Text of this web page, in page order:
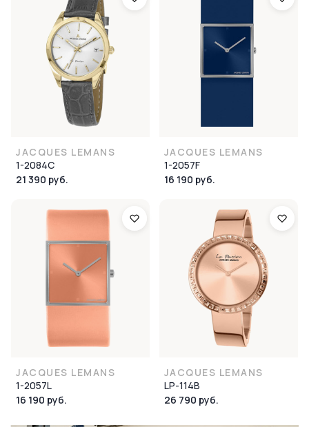
JACQUES LEMANS
1-2084C
21 390 руб.
JACQUES LEMANS
1-2057F
16 190 руб.
JACQUES LEMANS
1-2057L
16 190 руб.
JACQUES LEMANS
LP-114B
26 790 руб.